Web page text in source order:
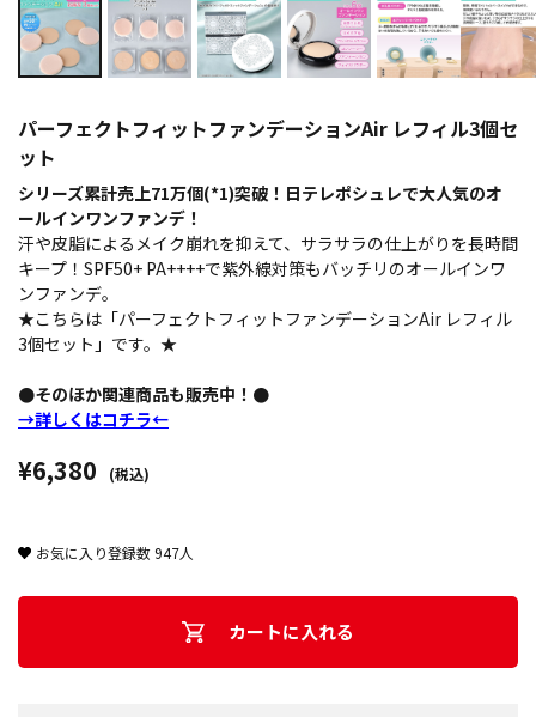
パーフェクトフィットファンデーションAir レフィル3個セ
ット
シリーズ累計売上71万個(*1)突破！日テレポシュレで大人気のオ
ールインワンファンデ！
汗や皮脂によるメイク崩れを抑えて、サラサラの仕上がりを長時間
キープ！SPF50+ PA++++で紫外線対策もバッチリのオールインワ
ンファンデ。
★こちらは「パーフェクトフィットファンデーションAir レフィル
3個セット」です。★
●そのほか関連商品も販売中！●
→詳しくはコチラ←
¥6,380 (税込)
お気に入り登録数947人
カートに入れる